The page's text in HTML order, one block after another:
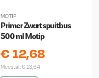
MOTIP
Primer Zwart spuitbus
500 ml Motip
€12,68
Meestal:€ 13,64